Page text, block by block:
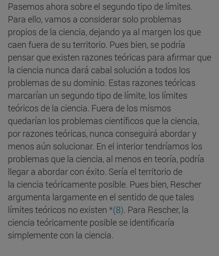
Pasemos ahora sobre el segundo tipo de límites.
Para ello, vamos a considerar solo problemas
propios de la ciencia, dejando ya al margen los que
caen fuera de su territorio. Pues bien, se podría
pensar que existen razones teóricas para afirmar que
la ciencia nunca dará cabal solución a todos los
problemas de su dominio. Estas razones teóricas
marcarían un segundo tipo de límite, los límites
teóricos de la ciencia. Fuera de los mismos
quedarían los problemas científicos que la ciencia,
por razones teóricas, nunca conseguirá abordar y
menos aún solucionar. En el interior tendríamos los
problemas que la ciencia, al menos en teoría, podría
llegar a abordar con éxito. Sería el territorio de
la ciencia teóricamente posible. Pues bien, Rescher
argumenta largamente en el sentido de que tales
límites teóricos no existen *(8). Para Rescher, la
ciencia teóricamente posible se identificaría
simplemente con la ciencia.